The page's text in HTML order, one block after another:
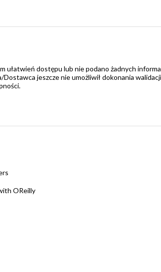
ułatwień dostępu lub nie podano żadnych
jeszcze nie umożliwił dokonania
OReilly